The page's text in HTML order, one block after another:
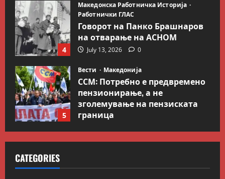
July 18, 2026 0
4
Македонска Работничка Историја
Работнички ГЛАС
Говорот на Панко Брашнаров
на отварање на АСНОМ
July 13, 2026 0
5
Вести Македонија
ССМ: Потребно е предвремено
пензионирање, а не
зголемување на пензиската
граница
одмазда против САД
CATEGORIES